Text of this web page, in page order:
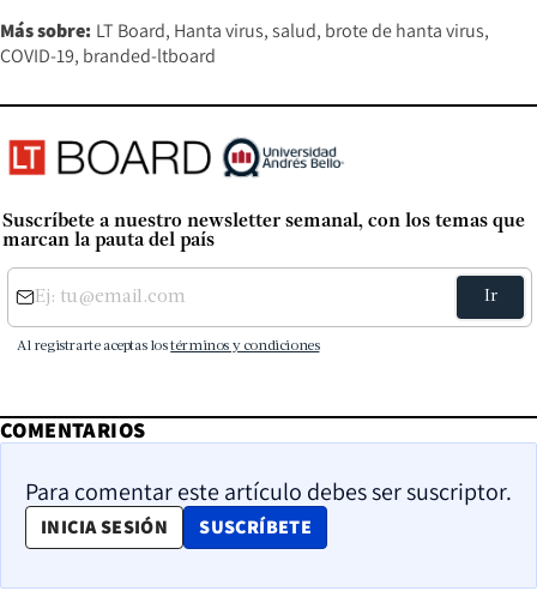
Más sobre: LT Board Hanta virus salud brote de hanta virus
COVID-19 branded-ltboard
Suscríbete a nuestro newsletter semanal, con los temas que
marcan la pauta del país
COMENTARIOS
Para comentar este artículo debes ser suscriptor.
INICIA SESIÓN SUSCRÍBETE
OPENS IN NEW WINDOW